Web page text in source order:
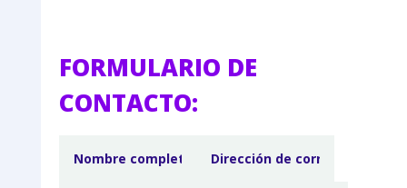
FORMULARIO DE
CONTACTO: